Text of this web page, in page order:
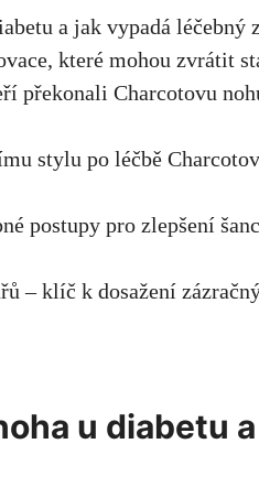
a jak vypadá léčebný
které mohou zvrátit⁤
překonali Charcotovu
stylu po léčbě
postupy pro zlepšení
– klíč k dosažení
u diabetu